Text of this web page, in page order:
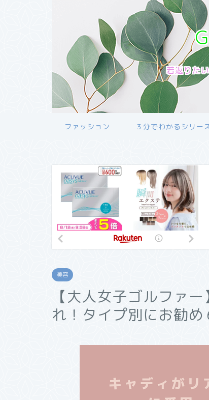
若返りた
ファッション ３分でわかるシリー
美容
【大人女子ゴルファ
れ！タイプ別にお勧め